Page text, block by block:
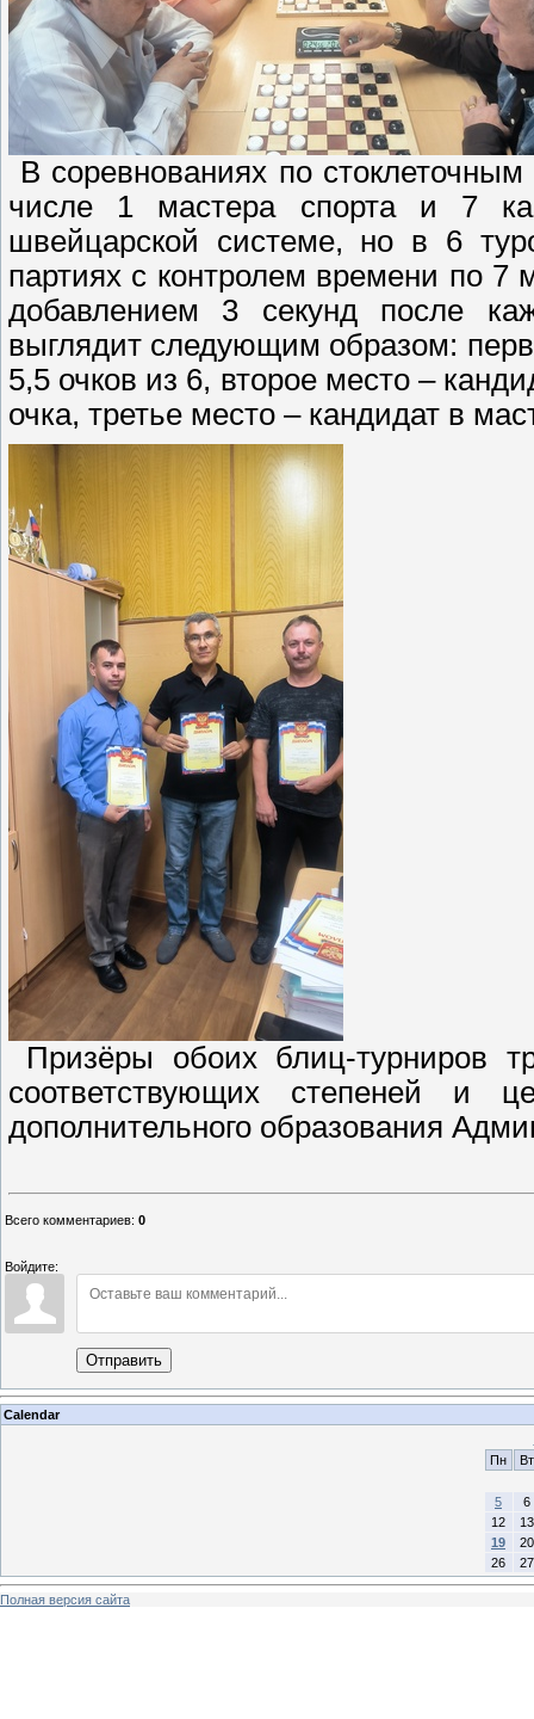
В соревнованиях по
числе 1 мастера спорта и 7
швейцарской системе, но в 6
партиях с контролем времени по 7
добавлением 3 секунд после
выглядит следующим образом:
5,5 очков из 6, второе место –
очка, третье место – кандидат в
Призёры обоих блиц-турниров
соответствующих степеней и
дополнительного образования
Всего комментариев: 0
Войдите:
Отправить
Calendar
Пн
Вт
5
6
12
13
19
20
26
27
Полная версия сайта